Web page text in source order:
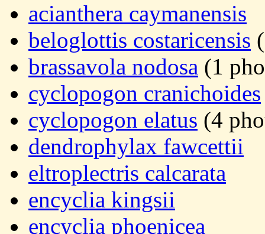
acianthera caymanensis
beloglottis costaricensis
brassavola nodosa (1
cyclopogon cranichoides
cyclopogon elatus (4
dendrophylax fawcettii
eltroplectris calcarata
encyclia kingsii
encyclia phoenicea